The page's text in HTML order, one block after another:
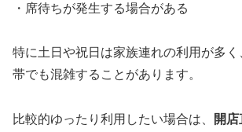
・席待ちが発生する場合がある
特に土日や祝日は家族連れの利用が多
帯でも混雑することがあります。
比較的ゆったり利用したい場合は、 開